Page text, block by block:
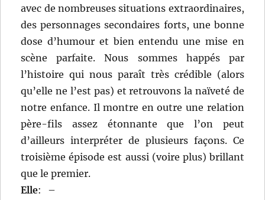
avec de nombreuses situations extraordinaires,
des personnages secondaires forts, une bonne
dose d’humour et bien entendu une mise en
scène parfaite. Nous sommes happés par
l’histoire qui nous paraît très crédible (alors
qu’elle ne l’est pas) et retrouvons la naïveté de
notre enfance. Il montre en outre une relation
père-fils assez étonnante que l’on peut
d’ailleurs interpréter de plusieurs façons. Ce
troisième épisode est aussi (voire plus) brillant
que le premier.
Elle:
–